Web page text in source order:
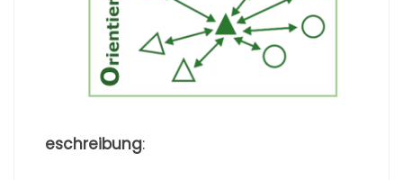
eschreibung: